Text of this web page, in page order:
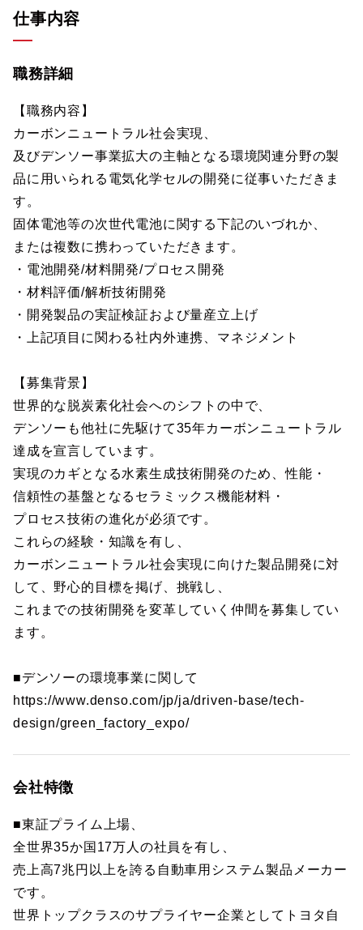
仕事内容
職務詳細
【職務内容】
カーボンニュートラル社会実現、
及びデンソー事業拡大の主軸となる環境関連分野の製
品に用いられる電気化学セルの開発に従事いただきま
す。
固体電池等の次世代電池に関する下記のいづれか、
または複数に携わっていただきます。
・電池開発/材料開発/プロセス開発
・材料評価/解析技術開発
・開発製品の実証検証および量産立上げ
・上記項目に関わる社内外連携、マネジメント
【募集背景】
世界的な脱炭素化社会へのシフトの中で、
デンソーも他社に先駆けて35年カーボンニュートラル
達成を宣言しています。
実現のカギとなる水素生成技術開発のため、性能・
信頼性の基盤となるセラミックス機能材料・
プロセス技術の進化が必須です。
これらの経験・知識を有し、
カーボンニュートラル社会実現に向けた製品開発に対
して、野心的目標を掲げ、挑戦し、
これまでの技術開発を変革していく仲間を募集してい
ます。
■デンソーの環境事業に関して
https://www.denso.com/jp/ja/driven-base/tech-
design/green_factory_expo/
会社特徴
■東証プライム上場、
全世界35か国17万人の社員を有し、
売上高7兆円以上を誇る自動車用システム製品メーカー
です。
世界トップクラスのサプライヤー企業としてトヨタ自